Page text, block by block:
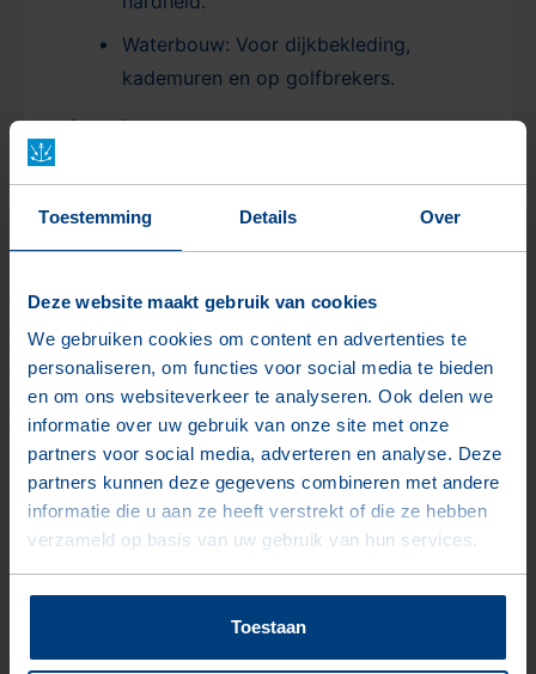
Toestemming Details Over
Deze website maakt gebruik van cookies
We gebruiken cookies om content en advertenties te
personaliseren, om functies voor social media te bieden
en om ons websiteverkeer te analyseren. Ook delen we
informatie over uw gebruik van onze site met onze
partners voor social media, adverteren en analyse. Deze
partners kunnen deze gegevens combineren met andere
informatie die u aan ze heeft verstrekt of die ze hebben
verzameld op basis van uw gebruik van hun services.
Toestaan
Waterbouw: Voor dijkbekleding,
kademuren en op golfbrekers.
Afmetingen
Einkehrsand 0,2/2,2 mm
Durubas 0,7/1,6 mm
0/2 mm
1/3 mm
2/5 mm
2/8 mm
5/8 mm
8/11 mm